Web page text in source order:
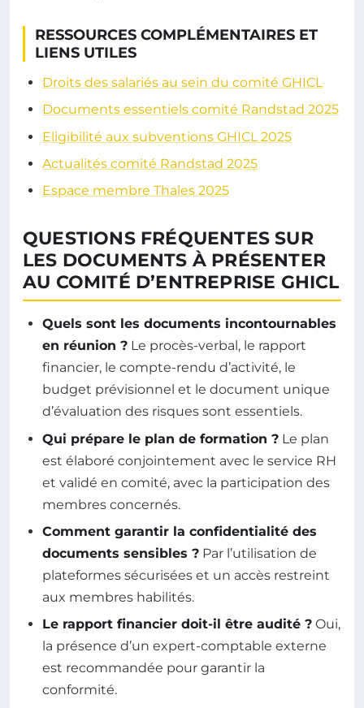
RESSOURCES COMPLÉMENTAIRES ET
LIENS UTILES
Droits des salariés au sein du comité GHICL
Documents essentiels comité Randstad 2025
Eligibilité aux subventions GHICL 2025
Actualités comité Randstad 2025
Espace membre Thales 2025
QUESTIONS FRÉQUENTES SUR
LES DOCUMENTS À PRÉSENTER
AU COMITÉ D’ENTREPRISE GHICL
Quels sont les documents incontournables
en réunion ? Le procès-verbal, le rapport
financier, le compte-rendu d’activité, le
budget prévisionnel et le document unique
d’évaluation des risques sont essentiels.
Qui prépare le plan de formation ? Le plan
est élaboré conjointement avec le service RH
et validé en comité, avec la participation des
membres concernés.
Comment garantir la confidentialité des
documents sensibles ? Par l’utilisation de
plateformes sécurisées et un accès restreint
aux membres habilités.
Le rapport financier doit-il être audité ? Oui,
la présence d’un expert-comptable externe
est recommandée pour garantir la
conformité.